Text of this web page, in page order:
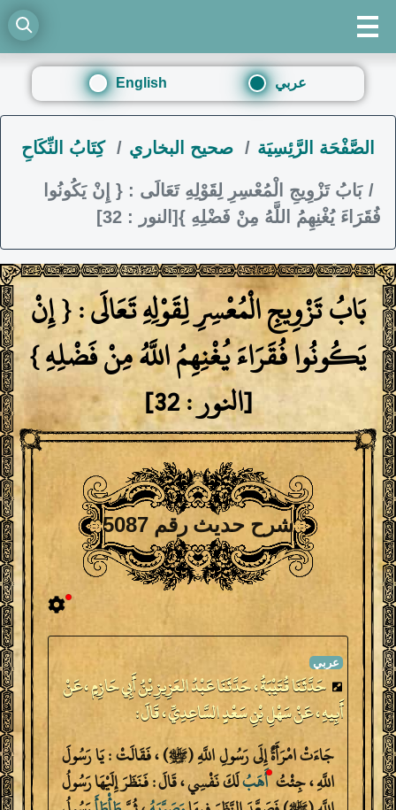
English عربي
الصَّفْحَة الرَّئِسِيَة صحيح البخاري كِتَابُ النِّكَاحِ
بَابُ تَزْوِيجِ الْمُعْسِرِ لِقَوْلِهِ تَعَالَى : { إِنْ يَكُونُوا
فُقَرَاءَ يُغْنِهِمُ اللَّهُ مِنْ فَضْلِهِ }[النور : 32]
بَابُ تَزْوِيجِ الْمُعْسِرِ لِقَوْلِهِ تَعَالَى : { إِنْ
يَكُونُوا فُقَرَاءَ يُغْنِهِمُ اللَّهُ مِنْ فَضْلِهِ }
[النور : 32]
شرح حديث رقم 5087
حَدَّثَنَا قُتَيْبَةُ ، حَدَّثَنَا عَبْدُ العَزِيزِ بْنُ أَبِي حَازِمٍ ، عَنْ
أَبِيهِ ، عَنْ سَهْلِ بْنِ سَعْدٍ السَّاعِدِيِّ ، قَالَ :
جَاءَتْ امْرَأَةٌ إِلَى رَسُولِ اللَّهِ (ﷺ) ، فَقَالَتْ : يَا رَسُولَ
اللَّهِ ، جِئْتُ أَهَبُلَكَ نَفْسِي ، قَالَ : فَنَظَرَ إِلَيْهَا رَسُولُ